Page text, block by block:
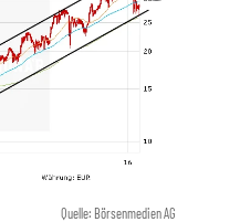
Quelle: Börsenmedien AG